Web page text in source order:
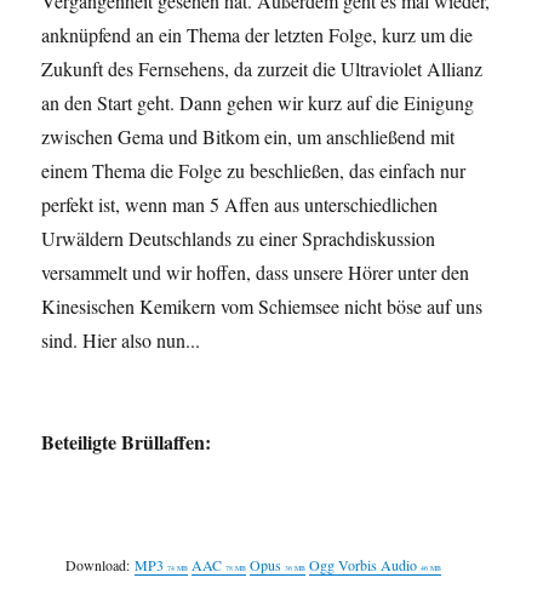
anknüpfend an ein Thema der letzten Folge, kurz um die
Zukunft des Fernsehens, da zurzeit die Ultraviolet Allianz
an den Start geht. Dann gehen wir kurz auf die Einigung
zwischen Gema und Bitkom ein, um anschließend mit
einem Thema die Folge zu beschließen, das einfach nur
perfekt ist, wenn man 5 Affen aus unterschiedlichen
Urwäldern Deutschlands zu einer Sprachdiskussion
versammelt und wir hoffen, dass unsere Hörer unter den
Kinesischen Kemikern vom Schiemsee nicht böse auf uns
sind. Hier also nun...
Beteiligte Brüllaffen:
Download: MP3 74 MB AAC 78 MB Opus 36 MB Ogg Vorbis Audio 46 MB